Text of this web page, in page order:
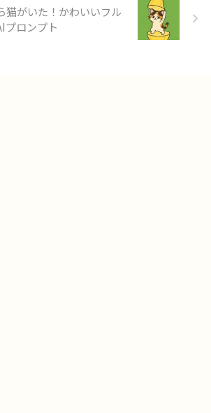
猫がいた！かわいいフル
プロンプト